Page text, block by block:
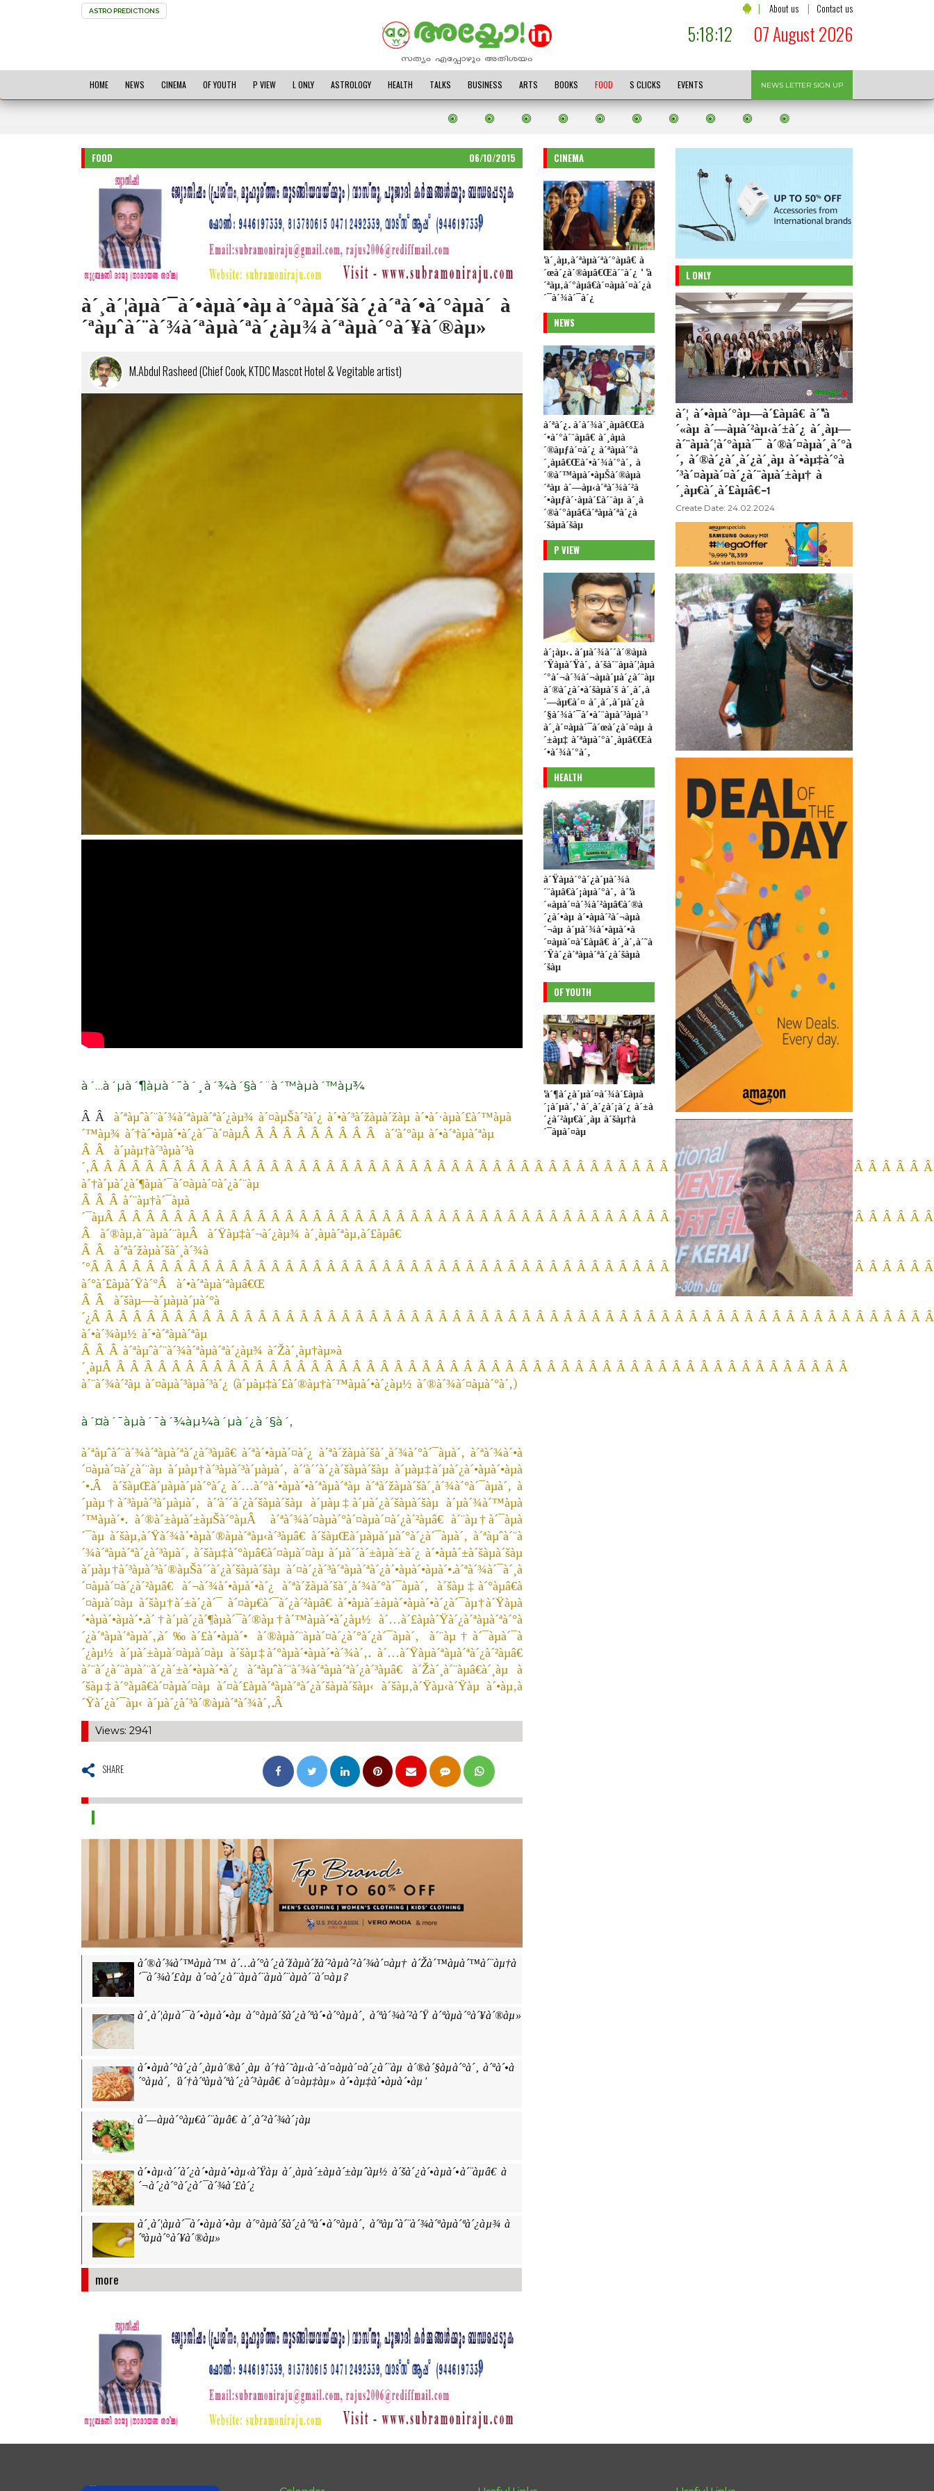
| About us | Contact us
ASTRO PREDICTIONS
5:18:13 07 August 2026
HOME NEWS CINEMA OF YOUTH P VIEW L ONLY ASTROLOGY HEALTH TALKS BUSINESS ARTS BOOKS FOOD S CLICKS EVENTS NEWS LETTER SIGN UP
FOOD 06/10/2015
à´¸à´¦àµà´¯à´•àµà´•àµ à´°àµà´šà´¿à´ªà´•à´°àµà´‚ à
´ªàµˆà´¨à´¾à´ªàµà´ªà´¿àµ¾ à´ªàµà´°à´¥à´®àµ»
M.Abdul Rasheed (Chief Cook, KTDC Mascot Hotel & Vegitable artist)
à´…à´µà´¶àµà´¯à´¸à´¾à´§à´¨à´™àµà´™àµ¾
Â Â à´ªàµˆà´¨à´¾à´ªàµà´ªà´¿àµ¾ à´¤àµŠà´²à´¿ à´•à´³à´žàµà´žàµ à´•à´·àµà´£à´™àµà
´™àµ¾ à´†à´•àµà´•à´¿à´¯à´¤àµÂ Â Â Â Â Â Â Â Â Â à´’à´°àµ à´•à´ªàµà´ªàµ
Â Â à´µàµ†à´³àµà´³à
´‚Â Â Â Â Â Â Â Â Â Â Â Â Â Â Â Â Â Â Â Â Â Â Â Â Â Â Â Â Â Â Â Â Â Â Â Â Â Â Â Â Â Â Â Â Â Â Â Â Â Â Â Â Â Â Â Â Â Â Â
à´†à´µà´¿à´¶àµà´¯à´¤àµà´¤à´¿à´¨àµ
Â Â Â à´¨àµ†à´¯àµà
´¯àµÂ Â Â Â Â Â Â Â Â Â Â Â Â Â Â Â Â Â Â Â Â Â Â Â Â Â Â Â Â Â Â Â Â Â Â Â Â Â Â Â Â Â Â Â Â Â Â Â Â Â Â Â Â Â Â Â Â Â
Â à´®àµ‚à´¨àµà´¨àµÂ
à´Ÿàµ‡à´¬à´¿àµ¾ à´¸àµà´ªàµ‚à´£àµâ€
Â Â à´ªà´žàµà´šà´¸à´¾à
´°Â Â Â Â Â Â Â Â Â Â Â Â Â Â Â Â Â Â Â Â Â Â Â Â Â Â Â Â Â Â Â Â Â Â Â Â Â Â Â Â Â Â Â Â Â Â Â Â Â Â Â Â Â Â Â Â Â Â Â
à´°à´£àµà´Ÿà´°Â à´•à´ªàµà´ªàµâ€Œ
Â Â à´šàµ—à´µàµà´µà´°à
´¿Â Â Â Â Â Â Â Â Â Â Â Â Â Â Â Â Â Â Â Â Â Â Â Â Â Â Â Â Â Â Â Â Â Â Â Â Â Â Â Â Â Â Â Â Â Â Â Â Â Â Â Â Â Â Â Â Â Â Â
à´•à´¾àµ½ à´•à´ªàµà´ªàµ
Â Â Â à´ªàµˆà´¨à´¾à´ªàµà´ªà´¿àµ¾ à´Žà´¸àµ†àµ»à
´¸àµÂ Â Â Â Â Â Â Â Â Â Â Â Â Â Â Â Â Â Â Â Â Â Â Â Â Â Â Â Â Â Â Â Â Â Â Â Â Â Â Â Â Â Â Â Â Â Â Â Â Â Â Â Â Â
à´¨à´¾à´²àµ à´¤àµà´³àµà´³à´¿ (à´µàµ‡à´£à´®àµ†à´™àµà´•à´¿àµ½ à´®à´¾à´¤àµà´°à´‚)
à´¤à´¯àµà´¯à´¾àµ¼à´µà´¿à´§à´‚
à´ªàµˆà´¨à´¾à´ªàµà´ªà´¿à´³àµâ€ à´ªà´•àµà´¤à´¿ à´ªà´žàµà´šà´¸à´¾à´°à´¯àµà´‚ à´ªà´¾à´•à
´¤àµà´¤à´¿à´¨àµ à´µàµ†à´³àµà´³à´µàµà´‚ à´’à´´à´¿à´šàµà´šàµ à´µàµ‡à´µà´¿à´•àµà´•àµà
´•.Â à´šàµŒà´µàµà´µà´°à´¿ à´…à´°à´•àµà´•à´ªàµà´ªàµ à´ªà´žàµà´šà´¸à´¾à´°à´¯àµà´‚ à
´µàµ†à´³àµà´³à´µàµà´‚ à´’à´´à´¿à´šàµà´šàµ à´µàµ‡à´µà´¿à´šàµà´šàµ à´µà´¾à´™àµà
´™àµà´•. à´®à´±àµà´±àµŠà´°àµÂ
à´ªà´¾à´¤àµà´°à´¤àµà´¤à´¿à´²àµâ€ à´¨àµ†à´¯àµà
´¯àµ à´šàµ‚à´Ÿà´¾à´•àµà´®àµà´ªàµ‹à´³àµâ€ à´šàµŒà´µàµà´µà´°à´¿à´¯àµà´‚ à´ªàµˆà´¨à
´¾à´ªàµà´ªà´¿à´³àµà´‚ à´šàµ‡à´°àµâ€à´¤àµà´¤àµ à´µà´´à´±àµà´±à´¿ à´•àµà´±à´šàµà´šàµ
à´µàµ†à´³àµà´³à´®àµŠà´´à´¿à´šàµà´šàµ à´¤à´¿à´³à´ªàµà´ªà´¿à´•àµà´•àµà´•.à´ªà´¾à´¯à´¸à
´¤àµà´¤à´¿à´²àµâ€ à´¬à´¾à´•àµà´•à´¿ à´ªà´žàµà´šà´¸à´¾à´°à´¯àµà´‚
à´šàµ‡à´°àµâ€à
´¤àµà´¤àµ à´šàµ†à´±à´¿à´¯ à´¤àµ€à´¯à´¿à´²àµâ€ à´•àµà´±àµà´•àµà´•à´¿à´¯àµ†à´Ÿàµà
´•àµà´•àµà´•.à´†à´µà´¿à´¶àµà´¯à´®àµ†à´™àµà´•à´¿àµ½ à´…à´£àµà´Ÿà´¿à´ªàµà´ªà´°à
´¿à´ªàµà´ªàµà´‚,à´‰à´£à´•àµà´• à´®àµà´¨àµà´¤à´¿à´°à´¿à´¯àµà´‚ à´¨àµ†à´¯àµà´¯à
´¿àµ½ à´µà´±àµà´¤àµà´¤àµ à´šàµ‡à´°àµà´•àµà´•à´¾à´‚. à´…à´Ÿàµà´ªàµà´ªà´¿à´²àµâ€
à´¨à´¿à´¨àµà´¨à´¿à´±à´•àµà´•à´¿ à´ªàµˆà´¨à´¾à´ªàµà´ªà´¿à´³àµâ€ à´Žà´¸à´¨àµâ€à´¸àµ à
´šàµ‡à´°àµâ€à´¤àµà´¤àµ à´¤à´£àµà´ªàµà´ªà´¿à´šàµà´šàµ‹ à´šàµ‚à´Ÿàµ‹à´Ÿàµ à´•àµ‚à
´Ÿà´¿à´¯àµ‹ à´µà´¿à´³à´®àµà´ªà´¾à´‚.Â
Views: 2941
SHARE
à´®à´¾à´™àµà´™ à´…à´°à´¿à´žàµà´žà´²àµà´²à´¾à´¤àµ† à´Žà´™àµà´™à´¨àµ†à
´¯à´¾à´£àµ à´¤à´¿à´¨àµà´¨àµà´¨àµà´¨à´¤àµ?
à´¸à´¦àµà´¯à´•àµà´•àµ à´°àµà´šà´¿à´ªà´•à´°àµà´‚ à´ªà´¾à´²à´Ÿ à´ªàµà´°à´¥à´®àµ»
à´•àµà´°à´¿à´¸àµà´®à´¸àµ à´†à´˜àµ‹à´·à´¤àµà´¤à´¿à´¨àµ à´®à´§àµà´°à´‚ à´ªà´•à
´°àµà´‚ 'à´†à´ªàµà´ªà´¿à´³àµâ€ à´¤àµ‡àµ» à´•àµ‡à´•àµà´•àµ'
à´—àµà´°àµ€à´¨àµâ€ à´¸à´²à´¾à´¡àµ
à´•àµ‹à´´à´¿à´•àµà´•àµ‹à´Ÿàµ à´¸àµà´±àµà´±àµˆàµ½ à´šà´¿à´•àµà´•à´¨àµâ€ à
´¬à´¿à´°à´¿à´¯à´¾à´£à´¿
à´¸à´¦àµà´¯à´•àµà´•àµ à´°àµà´šà´¿à´ªà´•à´°àµà´‚ à´ªàµˆà´¨à´¾à´ªàµà´ªà´¿àµ¾ à
´ªàµà´°à´¥à´®àµ»
more
CINEMA
'à´¸àµ‚à´ªàµà´ªà´°àµâ€ à
´œà´¿à´®àµâ€Œà´¨à´¿ ' 'à
´ªàµ‚à´°àµâ€à´¤àµà´¤à´¿à
´¯à´¾à´¯à´¿
NEWS
à´ªà´¿. à´­à´¾à´¸àµâ€Œà
´•à´°à´¨àµâ€ à´¸àµà
´®àµƒà´¤à´¿ à´ªàµà´°à
´¸àµâ€Œà´•à´¾à´°à´‚ à
´®à´™àµà´•àµŠà´®àµà
´ªàµ à´—àµ‹à´ªà´¾à´²à
´•àµƒà´·àµà´£à´¨àµ à´¸à
´®à´°àµâ€à´ªàµà´ªà´¿à
´šàµà´šàµ
P VIEW
à´¡àµ‹. à´µà´¾à´´à´®àµà
´Ÿàµà´Ÿà´‚ à´šà´¨àµà´¦àµà
´°à´¬à´¾à´¬àµà´µà´¿à´¨àµ
à´®à´¿à´•à´šàµà´š à´¸à´‚à
´—àµ€à´¤ à´¸à´‚à´µà´¿à
´§à´¾à´¯à´•à´¨àµà´³àµà´³
à´¸à´¤àµà´¯à´œà´¿à´¤àµ à
´±àµ‡ à´ªàµà´°à´¸àµâ€Œà
´•à´¾à´°à´‚
HEALTH
à´Ÿàµà´°à´¿à´µà´¾à
´¨àµâ€à´¡àµà´°à´‚ à´’à
´«àµà´¤à´¾à´²àµâ€à´®à
´¿à´•àµ à´•àµà´²à´¬àµà
´¬àµ à´µà´¾à´•àµà´•à
´¤àµà´¤à´£àµâ€ à´¸à´‚à´˜à
´Ÿà´¿à´ªàµà´ªà´¿à´šàµà
´šàµ
OF YOUTH
'à´¶à´¿à´µà´¤à´¾à´£àµà
´¡à´µà´‚' à´¸à´¿à´¡à´¿ à´±à
´¿à´²àµ€à´¸àµ à´šàµ†à
´¯àµà´¤àµ
L ONLY
à´¦ à´•àµà´°àµ—à´£àµâ€ à´“à
´«àµ à´—àµà´²àµ‹à´±à´¿ à´¸àµ—
à´¨àµà´¦à´°àµà´¯ à´®à´¤àµà´¸à´°à
´‚ à´®à´¿à´¸à´¿à´¸àµ à´•àµ‡à´°à
´³à´¤àµà´¤à´¿à´¨àµà´±àµ† à
´¸àµ€à´¸à´£àµâ€-1
Create Date: 24.02.2024